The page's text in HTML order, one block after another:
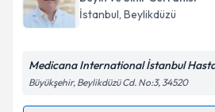
takvim hazırlandığında e-posta
İstanbul, Beylikdüzü
Medicana International İstanbul
Büyükşehir, Beylikdüzü Cd. No:3, 34520